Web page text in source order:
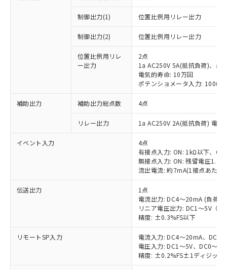
制御出力(1) 位置比例用リレー出力
制御出力(2) 位置比例用リレー出力
位置比例用リレ
ー出力
2点
1a AC250V 5A(抵抗負荷)、最
電気的寿命: 10万回
ポテンショメータ入力: 100Ω
補助出力 補助出力総点数 4点
リレー出力 1a AC250V 2A(抵抗負荷) 電
イベント入力
4点
有接点入力: ON: 1kΩ以下、
無接点入力: ON: 残留電圧1.5V
流出電流: 約7mA(1接点あたり)
伝送出力
1点
電流出力: DC4～20mA (負荷:
リニア電圧出力: DC1～5V（
精度: ±0.3%FS以下
リモートSP入力
電流入力: DC4～20mA、DC0
電圧入力: DC1～5V、DC0～
精度: ±0.2%FS±1ディジット